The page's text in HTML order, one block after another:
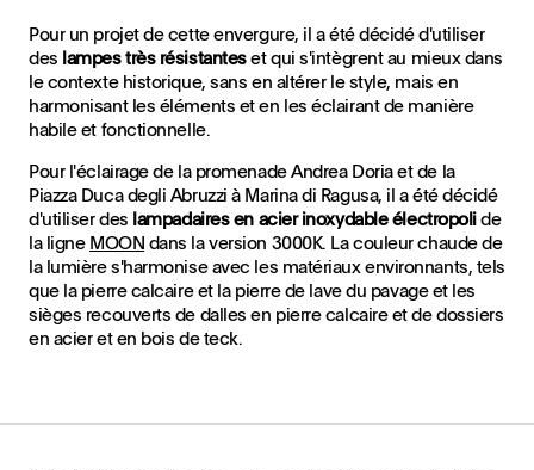
Pour un projet de cette envergure, il a été décidé d'utiliser
des lampes très résistanteset qui s'intègrent au mieux dans
le contexte historique, sans en altérer le style, mais en
harmonisant les éléments et en les éclairant de manière
habile et fonctionnelle.
Pour l'éclairage de la promenade Andrea Doria et de la
Piazza Duca degli Abruzzi à Marina di Ragusa, il a été décidé
d'utiliser des lampadaires en acier inoxydable électropolide
la ligne MOON dans la version 3000K. La couleur chaude de
la lumière s'harmonise avec les matériaux environnants, tels
que la pierre calcaire et la pierre de lave du pavage et les
sièges recouverts de dalles en pierre calcaire et de dossiers
en acier et en bois de teck.